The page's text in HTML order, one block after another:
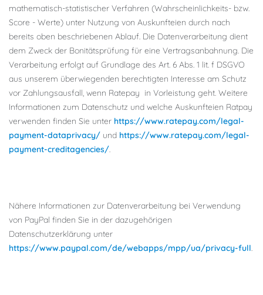
mathematisch-statistischer Verfahren (Wahrscheinlichkeits- bzw.
Score - Werte) unter Nutzung von Auskunfteien durch nach
bereits oben beschriebenen Ablauf. Die Datenverarbeitung dient
dem Zweck der Bonitätsprüfung für eine Vertragsanbahnung. Die
Verarbeitung erfolgt auf Grundlage des Art. 6 Abs. 1 lit. f DSGVO
aus unserem überwiegenden berechtigten Interesse am Schutz
vor Zahlungsausfall, wenn Ratepay in Vorleistung geht. Weitere
Informationen zum Datenschutz und welche Auskunfteien Ratpay
verwenden finden Sie unter https://www.ratepay.com/legal-
payment-dataprivacy/ und https://www.ratepay.com/legal-
payment-creditagencies/.
Nähere Informationen zur Datenverarbeitung bei Verwendung
von PayPal finden Sie in der dazugehörigen
Datenschutzerklärung unter
https://www.paypal.com/de/webapps/mpp/ua/privacy-full.